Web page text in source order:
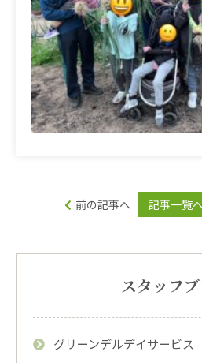
前の記事へ 記事一覧へ
スタッフ
グリーンデルデイサービス